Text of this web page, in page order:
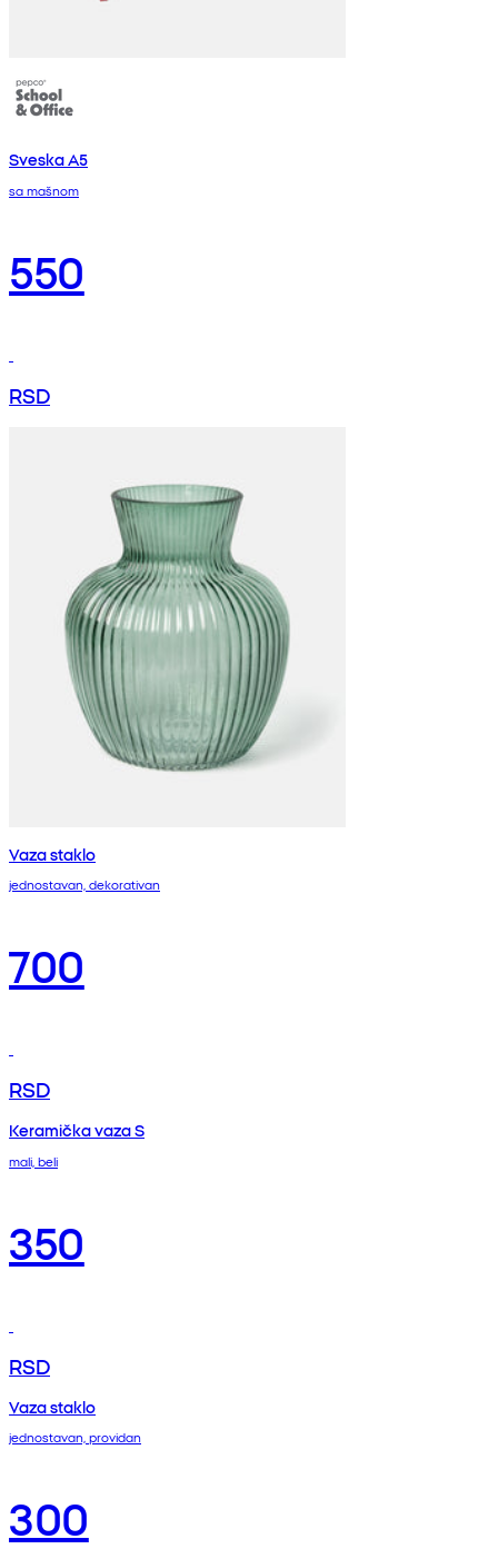
Sveska A5
sa mašnom
550
RSD
Vaza staklo
jednostavan, dekorativan
700
RSD
Keramička vaza S
mali, beli
350
RSD
Vaza staklo
jednostavan, providan
300